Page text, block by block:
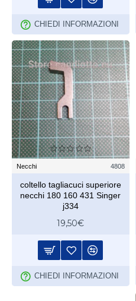
CHIEDI INFORMAZIONI
Necchi 4808
coltello tagliacuci superiore
necchi 180 160 431 Singer
j334
19,50€
CHIEDI INFORMAZIONI